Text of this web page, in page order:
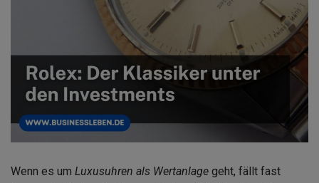
Wenn es um Luxusuhren als Wertanlage geht, fällt fast